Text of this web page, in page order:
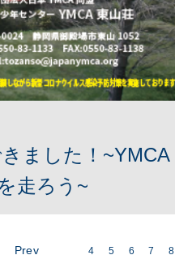
ました！~YMCA
走ろう~
Prev 4 5 6 7 8